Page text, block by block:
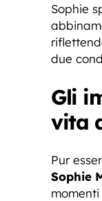
Sophie
due
Gli
vita
Pur
Sophie